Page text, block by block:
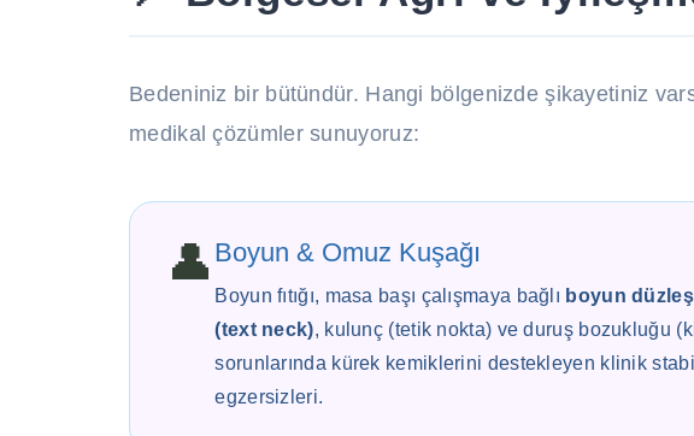
Bedeniniz bir bütündür. Hangi bölgenizde şikayetiniz
medikal çözümler sunuyoruz:
👤 Boyun & Omuz Kuşağı
Boyun fıtığı, masa başı çalışmaya bağlı boyun
(text neck), kulunç (tetik nokta) ve duruş bozukluğu
sorunlarında kürek kemiklerini destekleyen klinik
egzersizleri.